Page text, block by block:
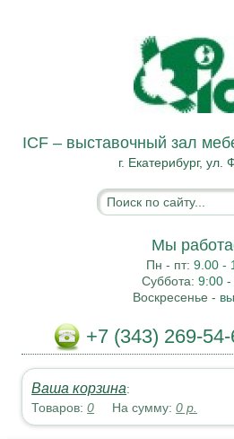
ICF – выставочный зал
г. Екатерибург, ул.
Мы
Пн - пт:9.00 -
Суббота:9:00
Воскресенье -
+7 (343) 269-
Ваша корзина:
Товаров:0 На сумму:0 р.